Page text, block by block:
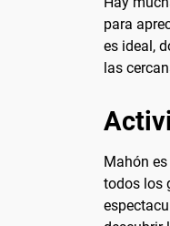
para
es ideal,
las
Mahón
todos los